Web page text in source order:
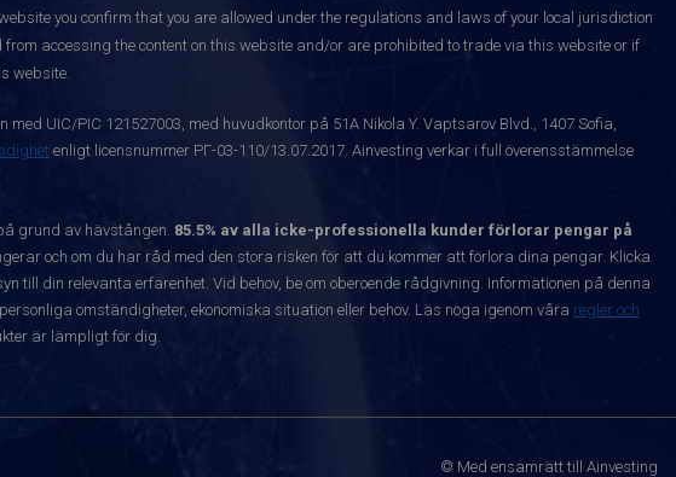
you confirm that you are allowed under the regulations and laws of your local jurisdiction
accessing the content on this website and/or are prohibited to trade via this website or if
website.
UIC/PIC 121527003, med huvudkontor på 51A Nikola Y. Vaptsarov Blvd., 1407 Sofia,
enligt licensnummer РГ-03-110/13.07.2017. Ainvesting verkar i full överensstämmelse
grund av hävstången. 85.5% av alla icke-professionella kunder förlorar pengar på
och om du har råd med den stora risken för att du kommer att förlora dina pengar. Klicka
din relevanta erfarenhet. Vid behov, be om oberoende rådgivning. Informationen på denna
omständigheter, ekonomiska situation eller behov. Läs noga igenom våra regler och
är lämpligt för dig.
© Med ensamrätt till Ainvesting